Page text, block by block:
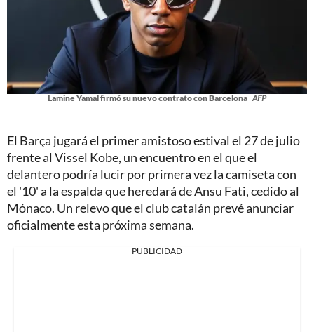
Lamine Yamal firmó su nuevo contrato con Barcelona AFP
El Barça jugará el primer amistoso estival el 27 de julio
frente al Vissel Kobe, un encuentro en el que el
delantero podría lucir por primera vez la camiseta con
el '10' a la espalda que heredará de Ansu Fati, cedido al
Mónaco. Un relevo que el club catalán prevé anunciar
oficialmente esta próxima semana.
PUBLICIDAD